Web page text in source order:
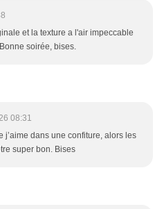
et la texture a l'air impeccable
soirée, bises.
08:31
j’aime dans une confiture, alors les
super bon. Bises